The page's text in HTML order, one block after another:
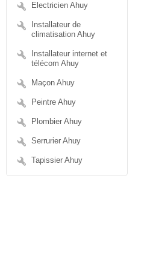
Electricien Ahuy
Installateur de
climatisation Ahuy
Installateur internet et
télécom Ahuy
Maçon Ahuy
Peintre Ahuy
Plombier Ahuy
Serrurier Ahuy
Tapissier Ahuy